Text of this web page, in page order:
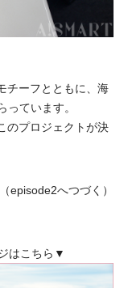
チーフとともに、海
っています。
のプロジェクトが決
（episode2へつづく）
はこちら▼